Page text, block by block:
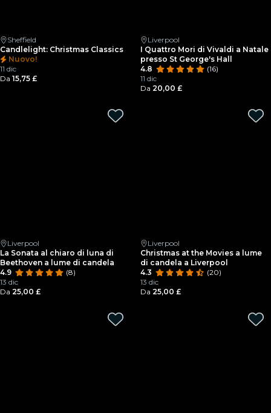
Sheffield
Candlelight: Christmas Classics
Nuovo!
11 dic
Da 15,75 £
Liverpool
I Quattro Mori di Vivaldi a Natale
presso St George's Hall
4.8
(16)
11 dic
Da 20,00 £
Liverpool
La Sonata al chiaro di luna di
Beethoven a lume di candela
4.9
(8)
13 dic
Da 25,00 £
Liverpool
Christmas at the Movies a lume
di candela a Liverpool
4.3
(20)
13 dic
Da 25,00 £